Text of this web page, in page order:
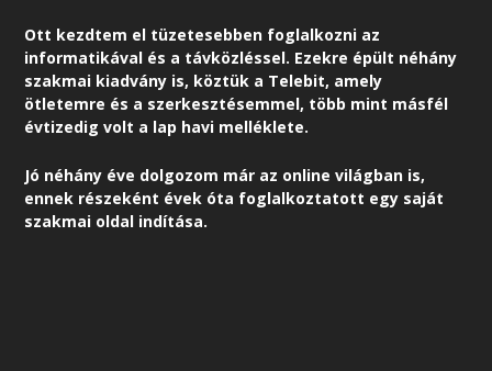
Ott kezdtem el tüzetesebben foglalkozni az
informatikával és a távközléssel. Ezekre épült néhány
szakmai kiadvány is, köztük a Telebit, amely
ötletemre és a szerkesztésemmel, több mint másfél
évtizedig volt a lap havi melléklete.
Jó néhány éve dolgozom már az online világban is,
ennek részeként évek óta foglalkoztatott egy saját
szakmai oldal indítása.